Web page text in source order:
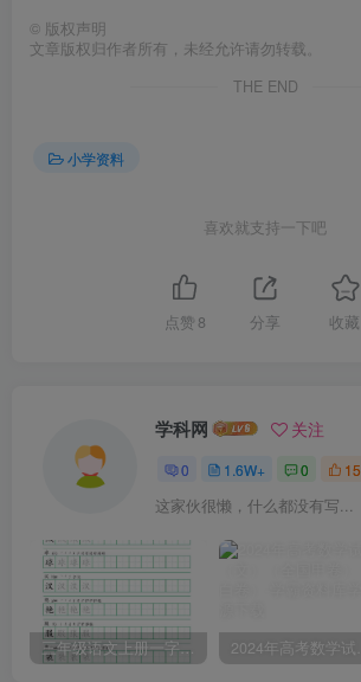
© 版权声明
文章版权归作者所有，未经允许请勿转载。
THE END
小学资料
喜欢就支持一下吧
点赞 8 分享 收藏
学科网 关注
0 1.6W+ 0
这家伙很懒，什么都没有写...
三年级语文上册一字三描红写字表字帖